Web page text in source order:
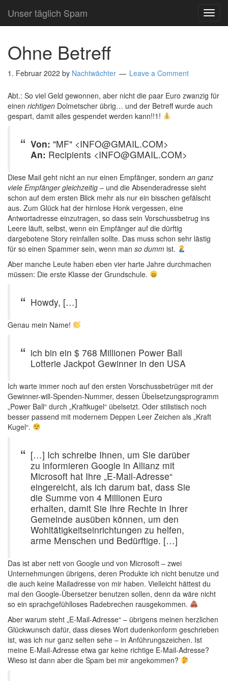
Unser täglich Spam
Ohne Betreff
1. Februar 2022 by Nachtwächter Leave a Comment
Abt.: So viel Geld gewonnen, aber nicht die paar Euro zwanzig für
einen richtigen Dolmetscher übrig… und der Betreff wurde auch
gespart, damit alles gespendet werden kann!!1!
Von: "MF" <INFO@GMAIL.COM>
An: Recipients <INFO@GMAIL.COM>
Diese Mail geht nicht an nur einen Empfänger, sondern an ganz
viele Empfänger gleichzeitig – und die Absenderadresse sieht
schon auf dem ersten Blick mehr als nur ein bisschen gefälscht
aus. Zum Glück hat der hirnlose Honk vergessen, eine
Antwortadresse einzutragen, so dass sein Vorschussbetrug ins
Leere läuft, selbst, wenn ein Empfänger auf die dürftig
dargebotene Story reinfallen sollte. Das muss schon sehr lästig
für so einen Spammer sein, wenn man so dumm ist.
Aber manche Leute haben eben vier harte Jahre durchmachen
müssen: Die erste Klasse der Grundschule.
Howdy, […]
Genau mein Name!
ich bin ein $ 768 Millionen Power Ball
Lotterie Jackpot Gewinner in den USA
Ich warte immer noch auf den ersten Vorschussbetrüger mit der
Gewinner-will-Spenden-Nummer, dessen Übelsetzungsprogramm
„Power Ball“ durch „Kraftkugel“ übelsetzt. Oder stilistisch noch
besser passend mit modernem Deppen Leer Zeichen als „Kraft
Kugel“.
[…] Ich schreibe Ihnen, um Sie darüber
zu informieren Google in Allianz mit
Microsoft hat Ihre „E-Mail-Adresse“
eingereicht, als ich darum bat, dass Sie
die Summe von 4 Millionen Euro
erhalten, damit Sie Ihre Rechte in Ihrer
Gemeinde ausüben können, um den
Wohltätigkeitseinrichtungen zu helfen,
arme Menschen und Bedürftige. […]
Das ist aber nett von Google und von Microsoft – zwei
Unternehmungen übrigens, deren Produkte ich nicht benutze und
die auch keine Mailadresse von mir haben. Vielleicht hättest du
mal den Google-Übersetzer benutzen sollen, denn da wäre nicht
so ein sprachgefühlloses Radebrechen rausgekommen.
Aber warum steht „E-Mail-Adresse“ – übrigens meinen herzlichen
Glückwunsch dafür, dass dieses Wort dudenkonform geschrieben
ist, was ich nur ganz selten sehe – in Anführungszeichen. Ist
meine E-Mail-Adresse etwa gar keine richtige E-Mail-Adresse?
Wieso ist dann aber die Spam bei mir angekommen?